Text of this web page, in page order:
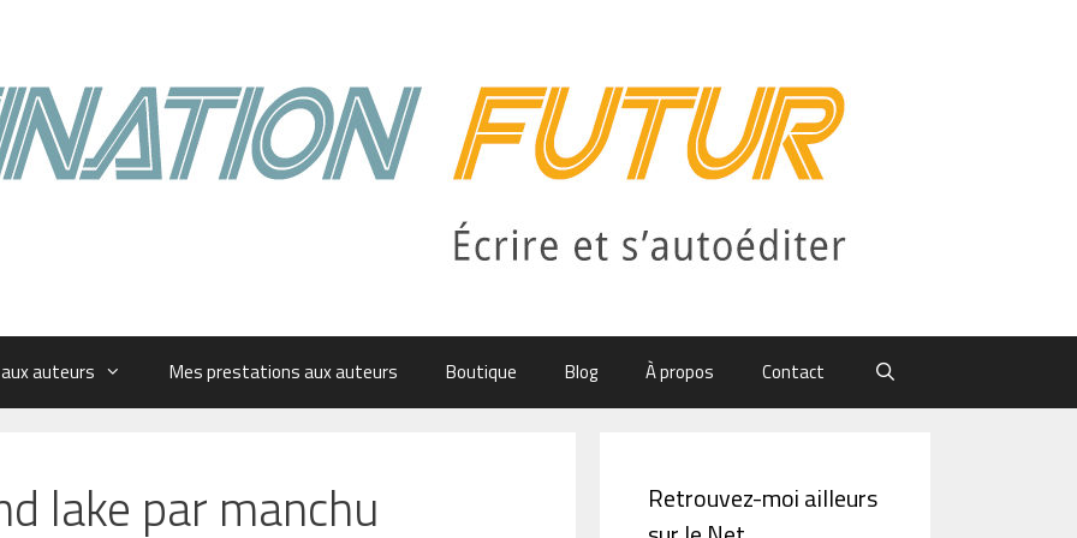
auteurs Mes prestations aux auteurs Boutique Blog À propos Contact
lake par manchu
Retrouvez-moi ailleurs